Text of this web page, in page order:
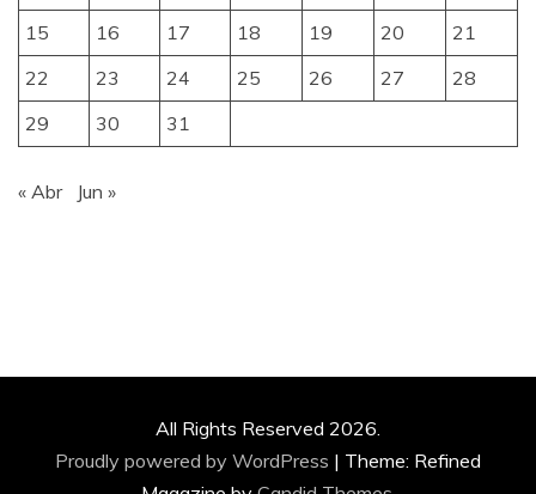
15
16 17 18 19 20
21
22
23 24 25 26 27
28
29
30 31
« Abr Jun »
All Rights Reserved 2026.
Proudly powered by WordPress | Theme: Refined